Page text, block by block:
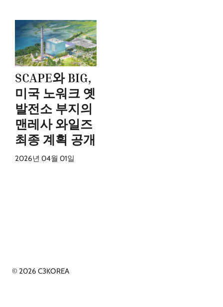
SCAPE와 BIG,
미국 노워크 옛
발전소 부지의
맨레사 와일즈
최종 계획 공개
2026년 04월 01일
© 2026 C3KOREA